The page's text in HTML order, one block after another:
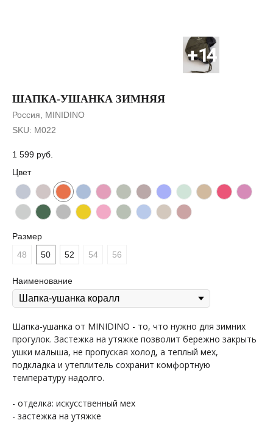
ШАПКА-УШАНКА ЗИМНЯЯ
Россия, MINIDINO
SKU: М022
1 599 руб.
Цвет
Размер
48
50 52 54 56
Наименование
Шапка-ушанка от MINIDINO - то, что нужно для зимних
прогулок. Застежка на утяжке позволит бережно закрыть
ушки малыша, не пропуская холод, а теплый мех,
подкладка и утеплитель сохранит комфортную
температуру надолго.
- отделка: искусственный мех
- застежка на утяжке
+7 964 429-41-29
WhatsApp